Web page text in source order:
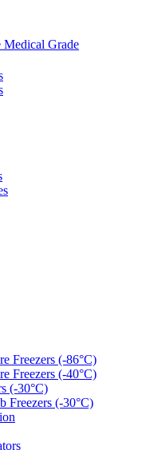
Grade
Freezers (-86°C)
Freezers (-40°C)
(-30°C)
Freezers (-30°C)